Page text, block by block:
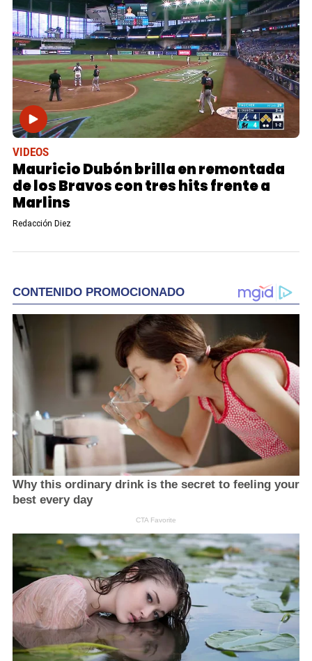
VIDEOS
Mauricio Dubón brilla en remontada
de los Bravos con tres hits frente a
Marlins
Redacción Diez